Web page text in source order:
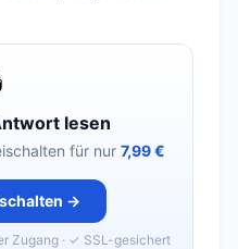
lesen
für nur 7,99 €
→
Zugang · ✓ SSL-gesichert